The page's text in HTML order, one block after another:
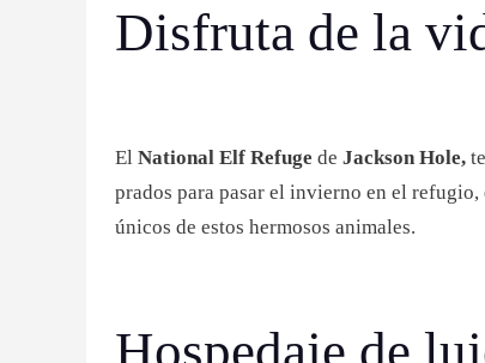
Disfruta de la
El National Elf Refuge de Jackson Hole,
prados para pasar el invierno en el
únicos de estos hermosos animales.
Hospedaje de